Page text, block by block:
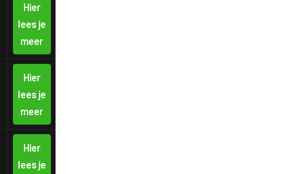
Hier
lees je
meer
Hier
lees je
meer
Hier
lees je